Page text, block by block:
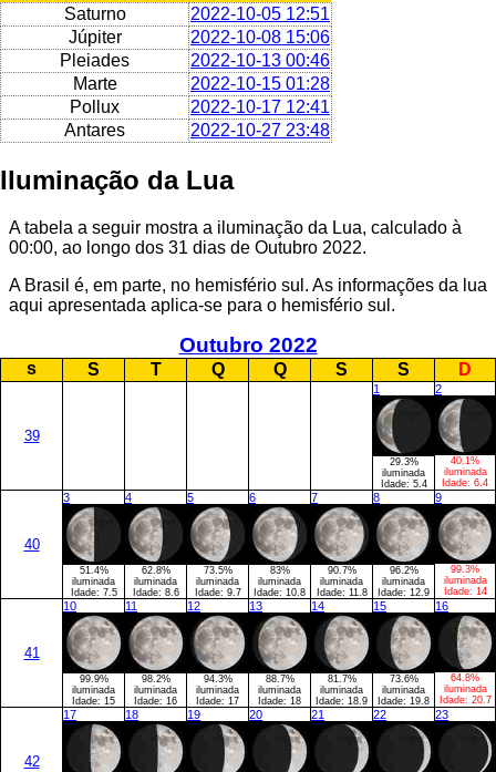
Saturno
2022-10-05 12:51
Júpiter
2022-10-08 15:06
Pleiades
2022-10-13 00:46
Marte
2022-10-15 01:28
Pollux
2022-10-17 12:41
Antares
2022-10-27 23:48
Iluminação da Lua
A tabela a seguir mostra a iluminação da Lua, calculado à
00:00, ao longo dos 31 dias de Outubro 2022.
A Brasil é, em parte, no hemisfério sul. As informações da lua
aqui apresentada aplica-se para o hemisfério sul.
Outubro 2022
s S T Q Q S S D
39
1
29.3%
iluminada
Idade: 5.4
2
40.1%
iluminada
Idade: 6.4
40
3
51.4%
iluminada
Idade: 7.5
4
62.8%
iluminada
Idade: 8.6
5
73.5%
iluminada
Idade: 9.7
6
83%
iluminada
Idade: 10.8
7
90.7%
iluminada
Idade: 11.8
8
96.2%
iluminada
Idade: 12.9
9
99.3%
iluminada
Idade: 14
41
10
99.9%
iluminada
Idade: 15
11
98.2%
iluminada
Idade: 16
12
94.3%
iluminada
Idade: 17
13
88.7%
iluminada
Idade: 18
14
81.7%
iluminada
Idade: 18.9
15
73.6%
iluminada
Idade: 19.8
16
64.8%
iluminada
Idade: 20.7
42
17 18 19 20 21 22 23